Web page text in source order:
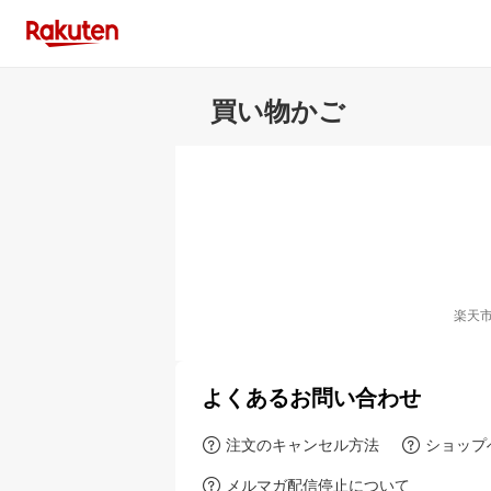
買い物かご
楽天
よくあるお問い合わせ
注文のキャンセル方法 ショッ
メルマガ配信停止について